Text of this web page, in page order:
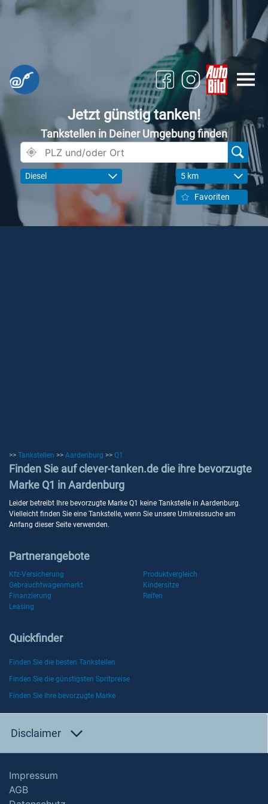
Jetzt günstig tanken!
Tankstellen in Deiner Umgebung finden
Diesel 5 km
Favoriten
>> Tankstellen >> Aardenburg >> Q1
Finden Sie auf clever-tanken.de die ihre bevorzugte
Marke Q1 in Aardenburg
Leider betreibt Ihre bevorzugte Marke Q1 keine Tankstelle in Aardenburg.
Vielleicht finden Sie eine Tankstelle, wenn Sie unsere Umkreissuche am
Anfang dieser Seite verwenden.
Partnerangebote
Kfz-Versicherung
Produktvergleich
Gebrauchtwagenmarkt
Kindersitze
Finanzierung
Reifen
Leasing
Quickfinder
Finden Sie die besten Tankstellen
Finden Sie die günstigsten Spritpreise
Finden Sie Ihre bevorzugte Marke
Disclaimer
Impressum
AGB